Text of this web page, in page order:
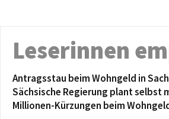
Leserinnen
Antragsstau beim Wohngeld in
Sächsische Regierung plant selbst
Millionen-Kürzungen beim